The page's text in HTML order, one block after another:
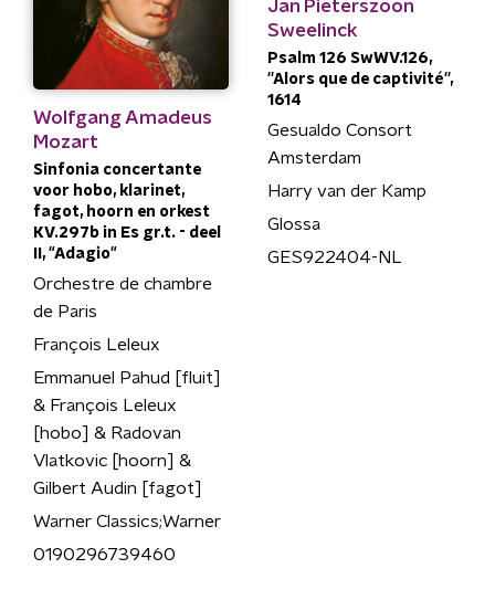
Wolfgang Amadeus
Mozart
Sinfonia concertante
voor hobo, klarinet,
fagot, hoorn en orkest
KV.297b in Es gr.t. - deel
II, "Adagio"
Orchestre de chambre
de Paris
François Leleux
Emmanuel Pahud [fluit]
& François Leleux
[hobo] & Radovan
Vlatkovic [hoorn] &
Gilbert Audin [fagot]
Warner Classics;Warner
0190296739460
Jan Pieterszoon
Sweelinck
Psalm 126 SwWV.126,
''Alors que de captivité'',
1614
Gesualdo Consort
Amsterdam
Harry van der Kamp
Glossa
GES922404-NL